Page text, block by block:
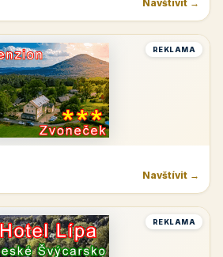
Navštívit →
REKLAMA
Navštívit →
REKLAMA